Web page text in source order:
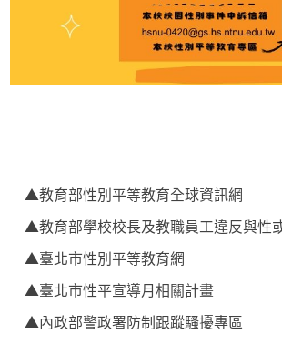
▲教育部性別平等教育全球資訊網
▲教育部學校校長及教職員工違反與性
▲臺北市性別平等教育網
▲臺北市性平宣導月相關計畫
▲內政部警政署防制跟蹤騷擾專區